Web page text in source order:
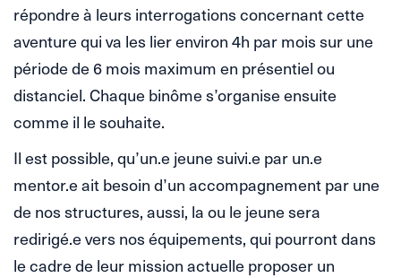
répondre à leurs interrogations concernant cette
aventure qui va les lier environ 4h par mois sur une
période de 6 mois maximum en présentiel ou
distanciel. Chaque binôme s’organise ensuite
comme il le souhaite.
Il est possible, qu’un.e jeune suivi.e par un.e
mentor.e ait besoin d’un accompagnement par une
de nos structures, aussi, la ou le jeune sera
redirigé.e vers nos équipements, qui pourront dans
le cadre de leur mission actuelle proposer un